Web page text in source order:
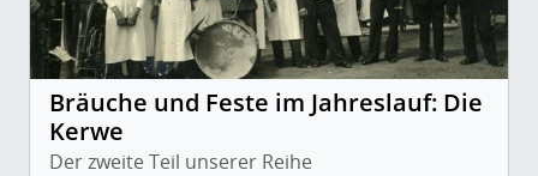
Bräuche und Feste im Jahreslauf: Die
Kerwe
Der zweite Teil unserer Reihe